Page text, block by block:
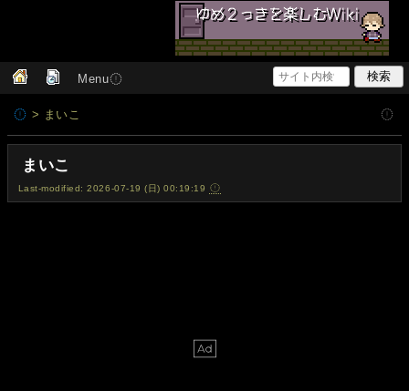
Menu
> まいこ
まいこ
Last-modified: 2026-07-19 (日) 00:19:19